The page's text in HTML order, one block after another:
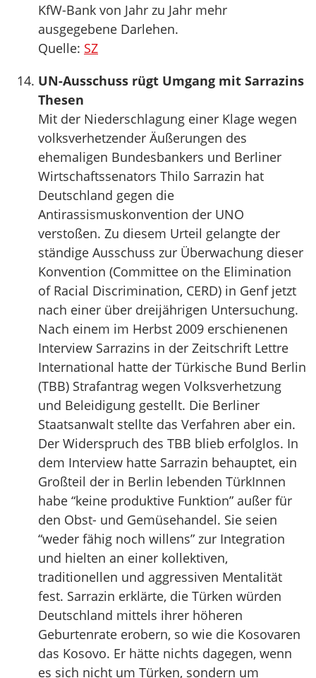
KfW-Bank von Jahr zu Jahr mehr
ausgegebene Darlehen.
Quelle: SZ
UN-Ausschuss rügt Umgang mit Sarrazins
Thesen
Mit der Niederschlagung einer Klage wegen
volksverhetzender Äußerungen des
ehemaligen Bundesbankers und Berliner
Wirtschaftssenators Thilo Sarrazin hat
Deutschland gegen die
Antirassismuskonvention der UNO
verstoßen. Zu diesem Urteil gelangte der
ständige Ausschuss zur Überwachung dieser
Konvention (Committee on the Elimination
of Racial Discrimination, CERD) in Genf jetzt
nach einer über dreijährigen Untersuchung.
Nach einem im Herbst 2009 erschienenen
Interview Sarrazins in der Zeitschrift Lettre
International hatte der Türkische Bund Berlin
(TBB) Strafantrag wegen Volksverhetzung
und Beleidigung gestellt. Die Berliner
Staatsanwalt stellte das Verfahren aber ein.
Der Widerspruch des TBB blieb erfolglos. In
dem Interview hatte Sarrazin behauptet, ein
Großteil der in Berlin lebenden TürkInnen
habe “keine produktive Funktion” außer für
den Obst- und Gemüsehandel. Sie seien
“weder fähig noch willens” zur Integration
und hielten an einer kollektiven,
traditionellen und aggressiven Mentalität
fest. Sarrazin erklärte, die Türken würden
Deutschland mittels ihrer höheren
Geburtenrate erobern, so wie die Kosovaren
das Kosovo. Er hätte nichts dagegen, wenn
es sich nicht um Türken, sondern um